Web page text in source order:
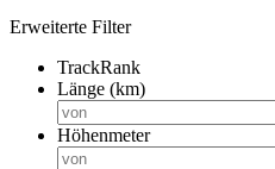
Erweiterte Filter
TrackRank
Länge (km)
Höhenmeter